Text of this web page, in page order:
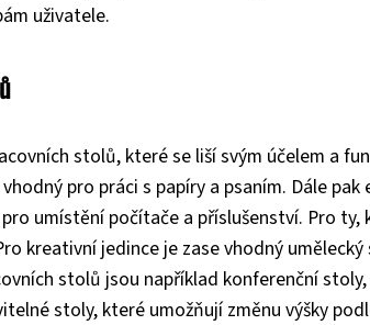
uživatele.
stolů, které se liší svým účelem a
pro práci s papíry a psaním. Dále
umístění počítače a příslušenství. Pro
kreativní jedince je zase vhodný
stolů jsou například konferenční
stoly, které umožňují změnu výšky